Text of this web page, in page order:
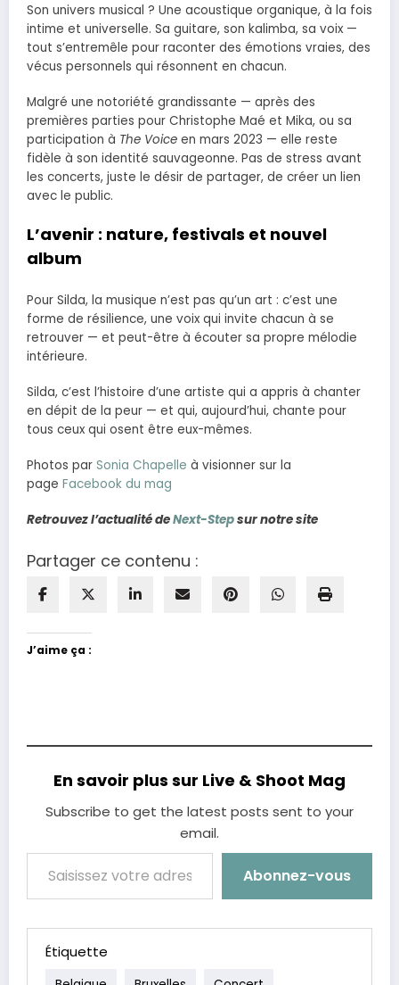
Son univers musical ? Une acoustique organique, à la fois
intime et universelle. Sa guitare, son kalimba, sa voix —
tout s’entremêle pour raconter des émotions vraies, des
vécus personnels qui résonnent en chacun.
Malgré une notoriété grandissante — après des
premières parties pour Christophe Maé et Mika, ou sa
participation à The Voice en mars 2023 — elle reste
fidèle à son identité sauvageonne. Pas de stress avant
les concerts, juste le désir de partager, de créer un lien
avec le public.
L’avenir : nature, festivals et nouvel
album
Pour Silda, la musique n’est pas qu’un art : c’est une
forme de résilience, une voix qui invite chacun à se
retrouver — et peut-être à écouter sa propre mélodie
intérieure.
Silda, c’est l’histoire d’une artiste qui a appris à chanter
en dépit de la peur — et qui, aujourd’hui, chante pour
tous ceux qui osent être eux-mêmes.
Photos par Sonia Chapelle à visionner sur la
page Facebook du mag
Retrouvez l’actualité deNext-Stepsur notre site
Partager ce contenu :
J’aime ça :
En savoir plus sur Live & Shoot Mag
Subscribe to get the latest posts sent to your
email.
Saisissez votre adresse e-mail…
Abonnez-vous
Étiquette